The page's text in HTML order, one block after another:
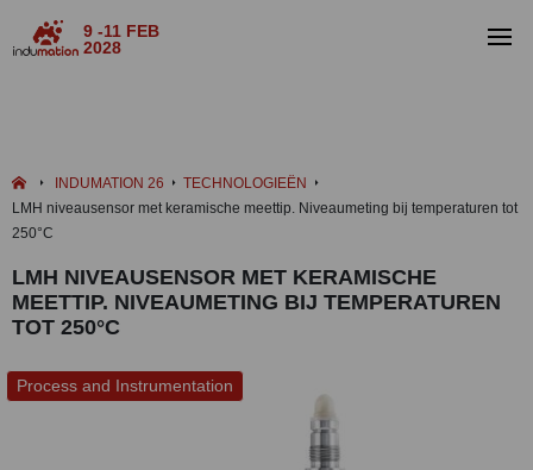
9 -11 FEB
2028
INDUMATION 26
TECHNOLOGIEËN
LMH niveausensor met keramische meettip. Niveaumeting bij temperaturen tot
250°C
LMH NIVEAUSENSOR MET KERAMISCHE
MEETTIP. NIVEAUMETING BIJ TEMPERATUREN
TOT 250°C
Process and Instrumentation